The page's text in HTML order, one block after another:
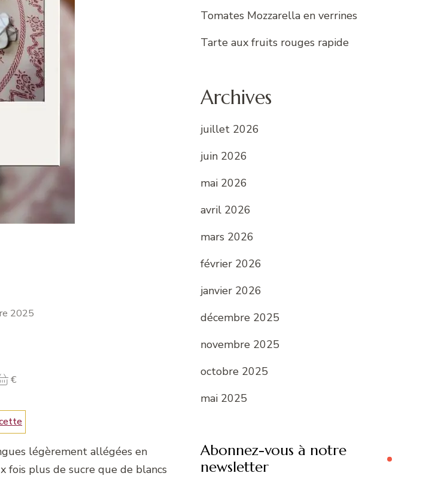
2025
€
légèrement allégées en
fois plus de sucre que de blancs
Tomates Mozzarella en verrines
Tarte aux fruits rouges rapide
Archives
juillet 2026
juin 2026
mai 2026
avril 2026
mars 2026
février 2026
janvier 2026
décembre 2025
novembre 2025
octobre 2025
mai 2025
Abonnez-vous à notre
newsletter